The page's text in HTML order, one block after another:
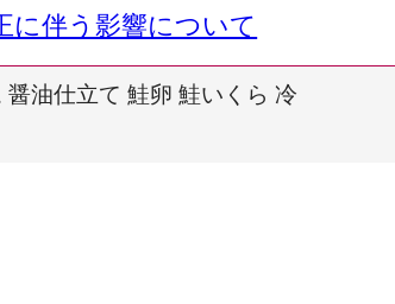
に伴う影響について
油仕立て 鮭卵 鮭いくら 冷